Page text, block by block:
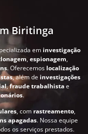
Biritinga
em investigação
,espionagem,
. Oferecemos localização
, além de investigações
,fraude trabalhistae
.
, com rastreamento,
apagadas. Nossa equipe
os serviços prestados.